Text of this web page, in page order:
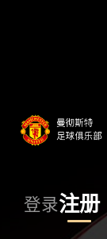
登录注册